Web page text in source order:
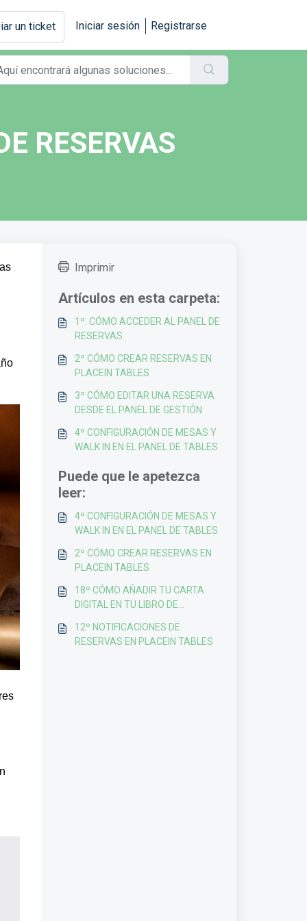
un ticket Iniciar sesión Registrarse
RESERVAS
Imprimir
Artículos en esta carpeta:
1º. CÓMO ACCEDER AL PANEL DE
RESERVAS
2º CÓMO CREAR RESERVAS EN
PLACEIN TABLES
3º CÓMO EDITAR UNA RESERVA
DESDE EL PANEL DE GESTIÓN
4º CONFIGURACIÓN DE MESAS Y
WALK IN EN EL PANEL DE TABLES
Puede que le apetezca
leer:
4º CONFIGURACIÓN DE MESAS Y
WALK IN EN EL PANEL DE TABLES
2º CÓMO CREAR RESERVAS EN
PLACEIN TABLES
18º CÓMO AÑADIR TU CARTA
DIGITAL EN TU LIBRO DE
12º NOTIFICACIONES DE
RESERVAS EN PLACEIN TABLES